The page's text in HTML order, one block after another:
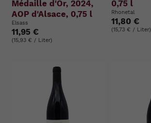
Médaille d'Or, 2024,
AOP d'Alsace, 0,75 l
Elsass
11,95 €
(15,93 € / Liter)
0,75 l
Rhonetal
11,80 €
(15,73 € / Liter)